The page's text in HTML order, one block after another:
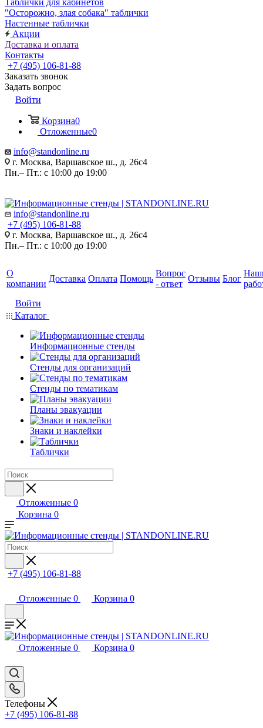
Таблички для кабинетов
"Осторожно, злая собака" таблички
Настенные таблички
Акции
Доставка и оплата
Контакты
+7 (495) 106-81-88
Заказать звонок
Задать вопрос
Войти
Корзина0
Отложенные0
info@standonline.ru
г. Москва, Варшавское ш., д. 26с4
Пн.– Пт.: с 10:00 до 19:00
info@standonline.ru
+7 (495) 106-81-88
г. Москва, Варшавское ш., д. 26с4
Пн.– Пт.: с 10:00 до 19:00
О
компании
Доставка Оплата Помощь
Вопрос
- ответ
Отзывы Блог
Войти
Каталог
Информационные стенды
Стенды для организаций
Стенды по тематикам
Планы эвакуации
Знаки и наклейки
Таблички
Отложенные 0
Корзина 0
+7 (495) 106-81-88
Отложенные 0 Корзина 0
Отложенные 0 Корзина 0
Телефоны
+7 (495) 106-81-88